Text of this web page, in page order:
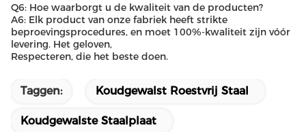
Q6: Hoe waarborgt u de kwaliteit van de producten?
A6: Elk product van onze fabriek heeft strikte
beproevingsprocedures, en moet 100%-kwaliteit zijn vóór
levering. Het geloven,
Respecteren, die het beste doen.
Taggen: Koudgewalst Roestvrij Staal
Koudgewalste Staalplaat